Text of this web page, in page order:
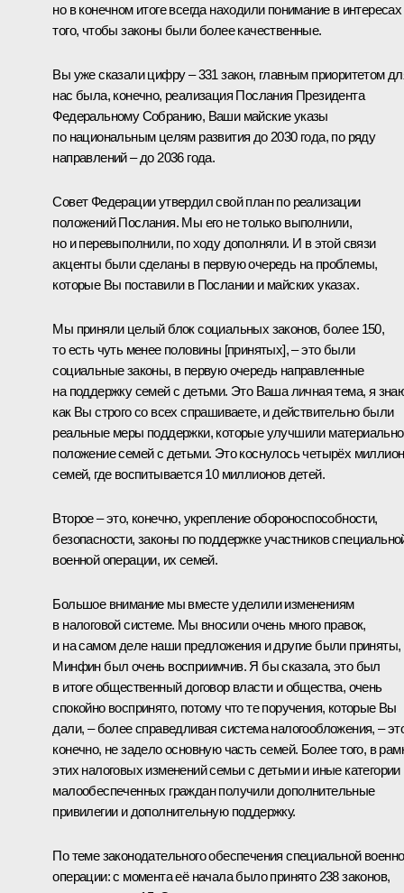
но в конечном итоге всегда находили понимание в интересах
того, чтобы законы были более качественные.
Вы уже сказали цифру – 331 закон, главным приоритетом
нас была, конечно, реализация Послания Президента
Федеральному Собранию, Ваши майские указы
по национальным целям развития до 2030 года, по ряду
направлений – до 2036 года.
Совет Федерации утвердил свой план по реализации
положений Послания. Мы его не только выполнили,
но и перевыполнили, по ходу дополняли. И в этой связи
акценты были сделаны в первую очередь на проблемы,
которые Вы поставили в Послании и майских указах.
Мы приняли целый блок социальных законов, более 150,
то есть чуть менее половины [принятых], – это были
социальные законы, в первую очередь направленные
на поддержку семей с детьми. Это Ваша личная тема, я
как Вы строго со всех спрашиваете, и действительно были
реальные меры поддержки, которые улучшили
положение семей с детьми. Это коснулось четырёх
семей, где воспитывается 10 миллионов детей.
Второе – это, конечно, укрепление обороноспособности,
безопасности, законы по поддержке участников
военной операции, их семей.
Большое внимание мы вместе уделили изменениям
в налоговой системе. Мы вносили очень много правок,
и на самом деле наши предложения и другие были приняты,
Минфин был очень восприимчив. Я бы сказала, это был
в итоге общественный договор власти и общества, очень
спокойно воспринято, потому что те поручения, которые Вы
дали, – более справедливая система налогообложения, –
конечно, не задело основную часть семей. Более того, в
этих налоговых изменений семьи с детьми и иные категории
малообеспеченных граждан получили дополнительные
привилегии и дополнительную поддержку.
По теме законодательного обеспечения специальной
операции: с момента её начала было принято 238 законов,